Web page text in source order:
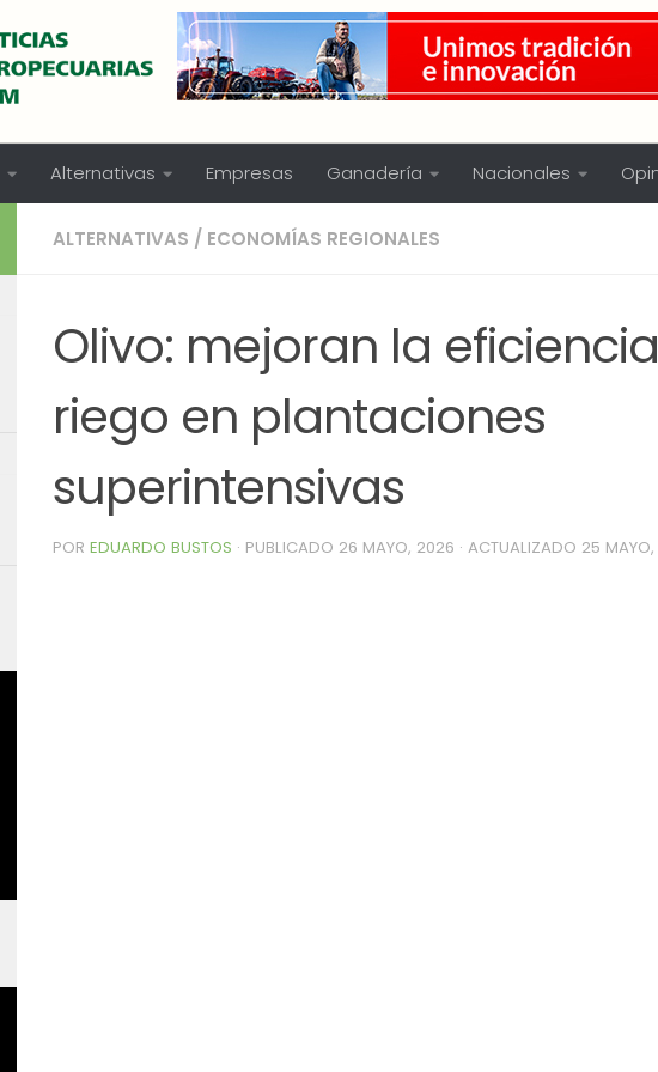
Alternativas Empresas Ganadería Nacionales
ALTERNATIVAS / ECONOMÍAS REGIONALES
Olivo: mejoran la
riego en plantaciones
superintensivas
POR EDUARDO BUSTOS · PUBLICADO 26 MAYO, 2026 · ACTUALIZADO 25